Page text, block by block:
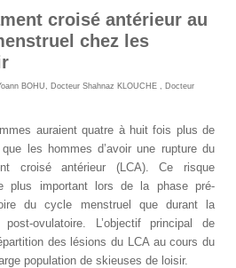
croisé antérieur au
chez les
BOHU Docteur Shahnaz KLOUCHE
Docteur
auraient quatre à huit fois plus de
que les hommes d’avoir une rupture du
croisé antérieur (LCA). Ce risque
plus important lors de la phase pré-
du cycle menstruel que durant la
post-ovulatoire. L’objectif principal de
des lésions du LCA au cours du
population de skieuses de loisir.